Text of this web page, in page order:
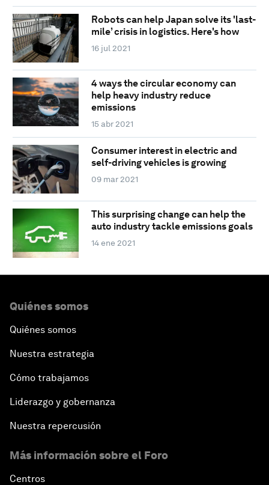
Robots can help Japan solve its 'last-
mile’ crisis in logistics. Here's how
16 jul 2021
4 ways the circular economy can
help heavy industry reduce
emissions
15 abr 2021
Consumer interest in electric and
self-driving vehicles is growing
09 mar 2021
This surprising change can help the
auto industry tackle emissions goals
14 ene 2021
Quiénes somos
Quiénes somos
Nuestra estrategia
Cómo trabajamos
Liderazgo y gobernanza
Nuestra repercusión
Más información sobre el Foro
Centros